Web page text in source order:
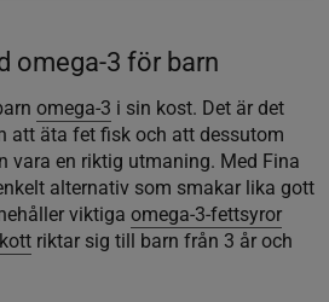
omega-3 för barn
omega-3 i sin kost. Det är det
att äta fet fisk och att dessutom
vara en riktig utmaning. Med Fina
alternativ som smakar lika gott
viktiga omega-3-fettsyror
riktar sig till barn från 3 år och